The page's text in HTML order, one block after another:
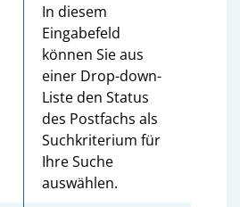
In diesem
Eingabefeld
können Sie aus
einer Drop-down-
Liste den Status
des Postfachs als
Suchkriterium für
Ihre Suche
auswählen.